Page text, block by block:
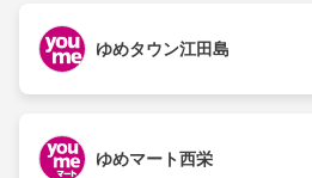
ゆめタウン江田島
ゆめマート西栄